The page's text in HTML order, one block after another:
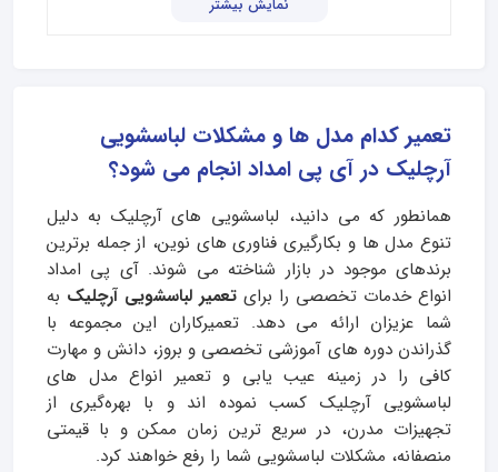
نمایش بیشتر
تعمیر کدام مدل ها و مشکلات لباسشویی
آرچلیک در آی پی امداد انجام می شود؟
همانطور که می‌ دانید، لباسشویی‌ های آرچلیک به دلیل
تنوع مدل‌ ها و بکارگیری فناوری‌ های نوین، از جمله برترین
برندهای موجود در بازار شناخته می‌ شوند. آی‌ پی امداد
انواع خدمات تخصصی را برای تعمیر لباسشویی‌ آرچلیک به
شما عزیزان ارائه می دهد. تعمیرکاران این مجموعه با
گذراندن دوره‌ های آموزشی تخصصی و بروز، دانش و مهارت
کافی را در زمینه عیب‌ یابی و تعمیر انواع مدل‌ های
لباسشویی آرچلیک کسب نموده اند و با بهره‌گیری از
تجهیزات مدرن، در سریع‌ ترین زمان ممکن و با قیمتی
منصفانه، مشکلات لباسشویی شما را رفع خواهند کرد.